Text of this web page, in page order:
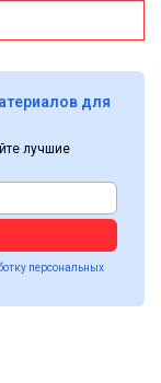
для
лучшие
персональных